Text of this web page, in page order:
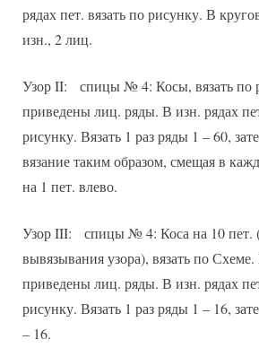
рядах пет. вязать по рисунку. В
изн., 2 лиц.
Узор II: спицы № 4: Косы, вязать по
приведены лиц. ряды. В изн. рядах
рисунку. Вязать 1 раз ряды 1 – 60,
вязание таким образом, смещая в
на 1 пет. влево.
Узор III: спицы № 4: Коса на 10 пет.
вывязывания узора), вязать по
приведены лиц. ряды. В изн. рядах
рисунку. Вязать 1 раз ряды 1 – 16,
– 16.